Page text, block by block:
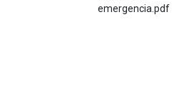
emergencia.pdf